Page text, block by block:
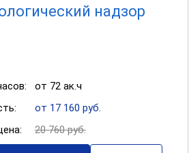
надзор
от 72 ак.ч
от 17 160 руб.
20 760 руб.